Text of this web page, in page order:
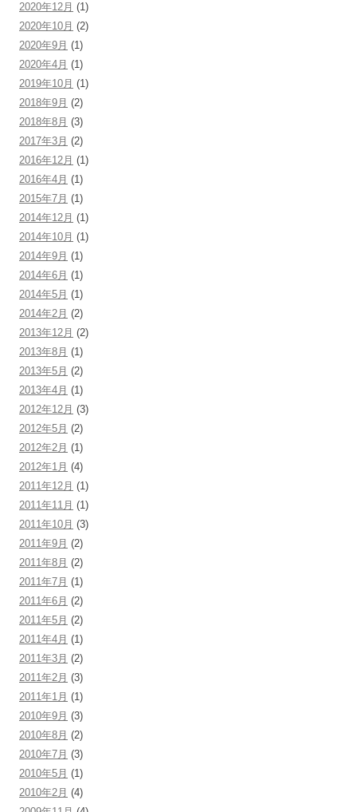
2020年12月 (1)
2020年10月 (2)
2020年9月 (1)
2020年4月 (1)
2019年10月 (1)
2018年9月 (2)
2018年8月 (3)
2017年3月 (2)
2016年12月 (1)
2016年4月 (1)
2015年7月 (1)
2014年12月 (1)
2014年10月 (1)
2014年9月 (1)
2014年6月 (1)
2014年5月 (1)
2014年2月 (2)
2013年12月 (2)
2013年8月 (1)
2013年5月 (2)
2013年4月 (1)
2012年12月 (3)
2012年5月 (2)
2012年2月 (1)
2012年1月 (4)
2011年12月 (1)
2011年11月 (1)
2011年10月 (3)
2011年9月 (2)
2011年8月 (2)
2011年7月 (1)
2011年6月 (2)
2011年5月 (2)
2011年4月 (1)
2011年3月 (2)
2011年2月 (3)
2011年1月 (1)
2010年9月 (3)
2010年8月 (2)
2010年7月 (3)
2010年5月 (1)
2010年2月 (4)